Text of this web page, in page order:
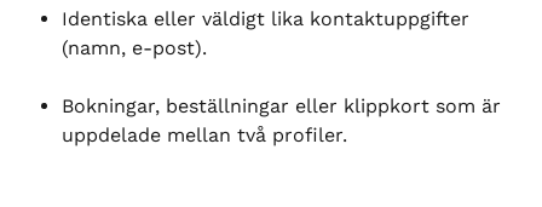
Identiska eller väldigt lika kontaktuppgifter
(namn, e-post).
Bokningar, beställningar eller klippkort som är
uppdelade mellan två profiler.